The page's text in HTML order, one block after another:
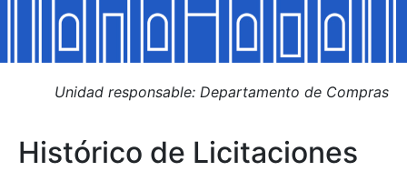
Mostrar/Ocultar
Mostrar/Ocultar
Mostrar/Ocultar
Unidad responsable: Departamento de Compras
Histórico de Licitaciones